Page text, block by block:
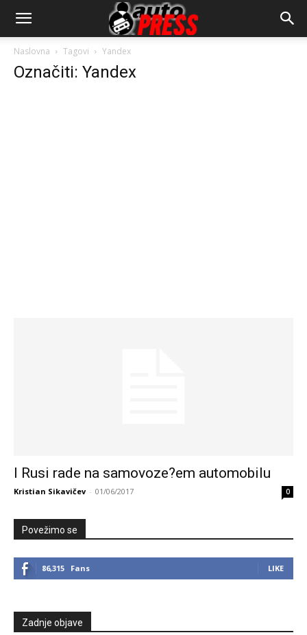
AutopressHR
Naslovna Tagovi Yandex
Označiti: Yandex
I Rusi rade na samovoze?em automobilu
Kristian Sikavičev - 01/06/2017 0
Povežimo se
86,315 Fans LIKE
Zadnje objave